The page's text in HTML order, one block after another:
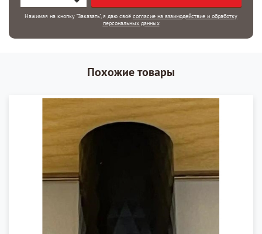
Нажимая на кнопку "Заказать", я даю своё согласие на взаимодействие и обработку
персональных данных
Похожие товары